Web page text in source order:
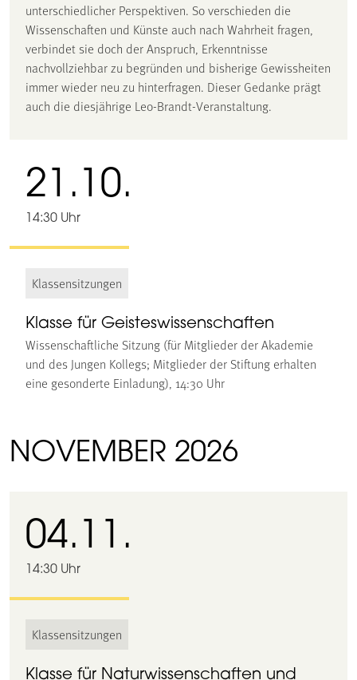
unterschiedlicher Perspektiven. So verschieden die
Wissenschaften und Künste auch nach Wahrheit fragen,
verbindet sie doch der Anspruch, Erkenntnisse
nachvollziehbar zu begründen und bisherige Gewissheiten
immer wieder neu zu hinterfragen. Dieser Gedanke prägt
auch die diesjährige Leo-Brandt-Veranstaltung.
21.10.
14:30 Uhr
Klassensitzungen
Klasse für Geisteswissenschaften
Wissenschaftliche Sitzung (für Mitglieder der Akademie
und des Jungen Kollegs; Mitglieder der Stiftung erhalten
eine gesonderte Einladung), 14:30 Uhr
NOVEMBER 2026
04.11.
14:30 Uhr
Klassensitzungen
Klasse für Naturwissenschaften und